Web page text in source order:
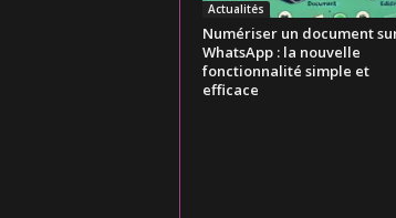
Actualités
Numériser un document
WhatsApp : la nouvelle
fonctionnalité simple et
efficace